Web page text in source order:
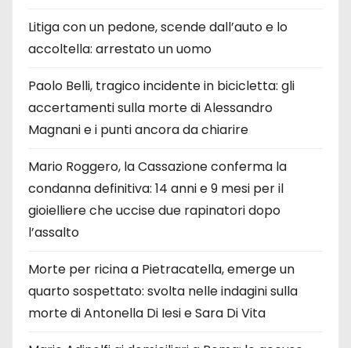
Litiga con un pedone, scende dall’auto e lo
accoltella: arrestato un uomo
Paolo Belli, tragico incidente in bicicletta: gli
accertamenti sulla morte di Alessandro
Magnani e i punti ancora da chiarire
Mario Roggero, la Cassazione conferma la
condanna definitiva: 14 anni e 9 mesi per il
gioielliere che uccise due rapinatori dopo
l’assalto
Morte per ricina a Pietracatella, emerge un
quarto sospettato: svolta nelle indagini sulla
morte di Antonella Di Iesi e Sara Di Vita